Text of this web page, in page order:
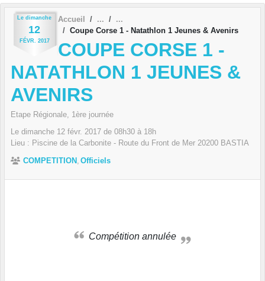
Le dimanche
12
FÉVR. 2017
Accueil
Coupe Corse 1 - Natathlon 1 Jeunes & Avenirs
COUPE CORSE 1 -
NATATHLON 1 JEUNES &
AVENIRS
Etape Régionale, 1ère journée
Le dimanche 12 févr. 2017 de 08h30 à 18h
Lieu : Piscine de la Carbonite - Route du Front de Mer 20200 BASTIA
COMPETITION Officiels
Compétition annulée